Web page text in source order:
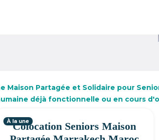
Maison Partagée et Solidaire pour
déjà fonctionnelle ou en cours
Colocation Seniors Maison
À la une